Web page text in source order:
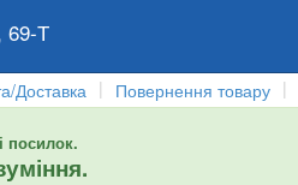
69-Т
Доставка | Повернення товару |
посилок.